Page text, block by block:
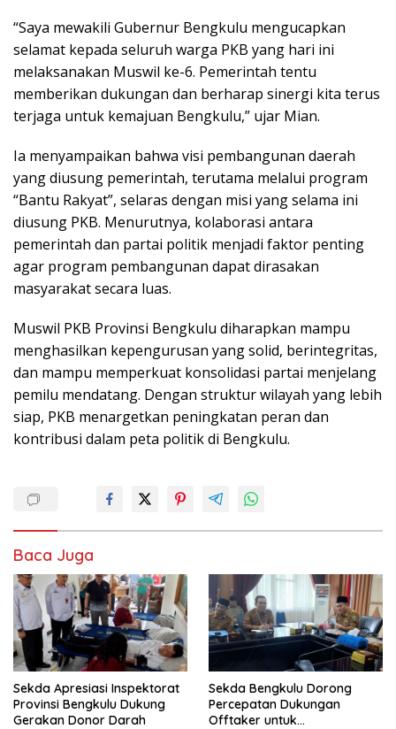
“Saya mewakili Gubernur Bengkulu mengucapkan
selamat kepada seluruh warga PKB yang hari ini
melaksanakan Muswil ke-6. Pemerintah tentu
memberikan dukungan dan berharap sinergi kita terus
terjaga untuk kemajuan Bengkulu,” ujar Mian.
Ia menyampaikan bahwa visi pembangunan daerah
yang diusung pemerintah, terutama melalui program
“Bantu Rakyat”, selaras dengan misi yang selama ini
diusung PKB. Menurutnya, kolaborasi antara
pemerintah dan partai politik menjadi faktor penting
agar program pembangunan dapat dirasakan
masyarakat secara luas.
Muswil PKB Provinsi Bengkulu diharapkan mampu
menghasilkan kepengurusan yang solid, berintegritas,
dan mampu memperkuat konsolidasi partai menjelang
pemilu mendatang. Dengan struktur wilayah yang lebih
siap, PKB menargetkan peningkatan peran dan
kontribusi dalam peta politik di Bengkulu.
Baca Juga
Sekda Apresiasi Inspektorat
Provinsi Bengkulu Dukung
Gerakan Donor Darah
Sekda Bengkulu Dorong
Percepatan Dukungan
Offtaker untuk